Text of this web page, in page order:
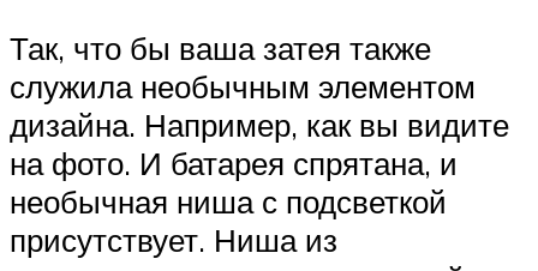
Так, что бы ваша затея также
служила необычным элементом
дизайна. Например, как вы видите
на фото. И батарея спрятана, и
необычная ниша с подсветкой
присутствует. Ниша из